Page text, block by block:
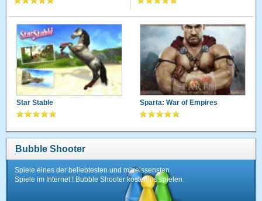
Star Stable Sparta: War of Empires
Bubble Shooter
Spiele eines der beliebtesten und mitreissensten
Spiele im Internet ! Bubble Shooter kostenlos spielen.